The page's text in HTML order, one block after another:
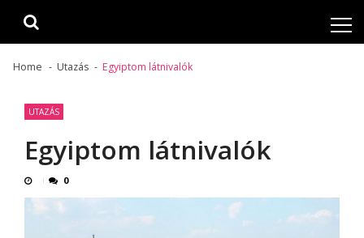
Home Utazás Egyiptom látnivalók
UTAZÁS
Egyiptom látnivalók
0